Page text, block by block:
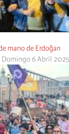
mano de Erdoğan
Domingo 6 Abril 2025